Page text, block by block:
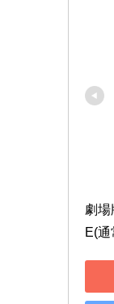
劇場
E(通